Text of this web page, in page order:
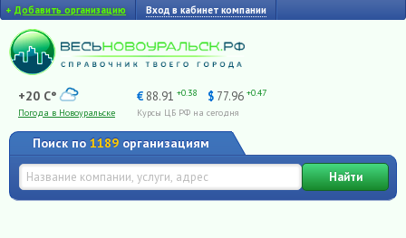
+ Добавить организацию Вход в кабинет компании
+20 C°
Погода в Новоуральске
€ 88.91 +0.38 $ 77.96 +0.47
Курсы ЦБ РФ на сегодня
Поиск по 1189 организациям
Найти